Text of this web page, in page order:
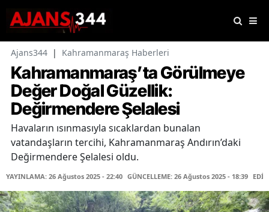
Ajans344 | Kahramanmaraş Haberleri
Kahramanmaraş’ta Görülmeye
Değer Doğal Güzellik:
Değirmendere Şelalesi
Havaların ısınmasıyla sıcaklardan bunalan
vatandaşların tercihi, Kahramanmaraş Andırın’daki
Değirmendere Şelalesi oldu.
YAYINLAMA: 26 Ağustos 2025 - 22:40 GÜNCELLEME: 26 Ağustos 2025 - 18:39